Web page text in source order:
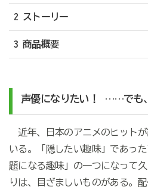
2 ストーリー
3 商品概要
声優になりたい！ ……でも
近年、日本のアニメのヒット
いる。「隠したい趣味」であっ
題になる趣味」の一つになって
りは、目ざましいものがある。